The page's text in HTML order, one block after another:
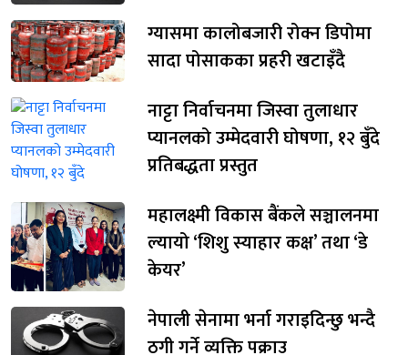
ग्यासमा कालोबजारी रोक्न डिपोमा
सादा पोसाकका प्रहरी खटाइँदै
नाट्टा निर्वाचनमा जिस्वा तुलाधार
प्यानलको उम्मेदवारी घोषणा, १२ बुँदे
प्रतिबद्धता प्रस्तुत
महालक्ष्मी विकास बैंकले सञ्चालनमा
ल्यायो ‘शिशु स्याहार कक्ष’ तथा ‘डे
केयर’
नेपाली सेनामा भर्ना गराइदिन्छु भन्दै
ठगी गर्ने व्यक्ति पक्राउ